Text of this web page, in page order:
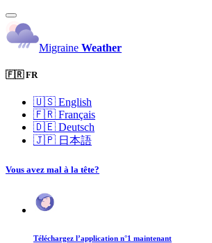
Migraine Weather
🇫🇷 FR
🇺🇸 English
🇫🇷 Français
🇩🇪 Deutsch
🇯🇵 日本語
Vous avez mal à la tête?
Téléchargez l’application n°1 maintenant